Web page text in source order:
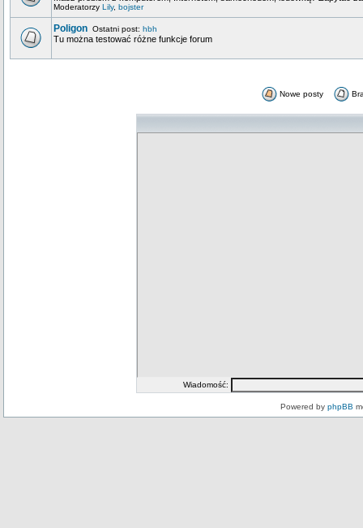
Moderatorzy Lily, bojster
Poligon Ostatni post: hbh
Tu można testować różne funkcje forum
Nowe posty
Wiadomość:
Powered by phpBB